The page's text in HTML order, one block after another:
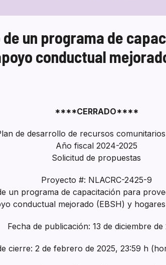
un programa de
conductual
****CERRADO****
de desarrollo de recursos
Año fiscal 2024-2025
Solicitud de propuestas
Proyecto #: NLACRC-2425-9
un programa de capacitación para
conductual mejorado (EBSH) y
Fecha de publicación: 13 de diciembre de
cierre: 2 de febrero de 2025, 23:59 h